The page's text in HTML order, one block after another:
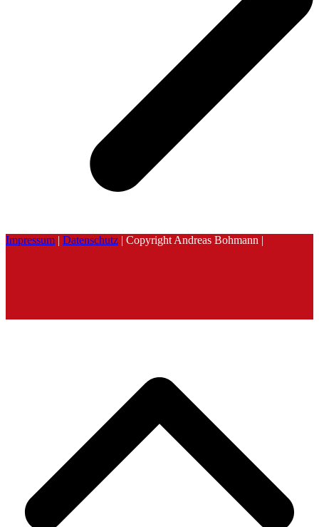
Impressum | Datenschutz | Copyright Andreas Bohmann |